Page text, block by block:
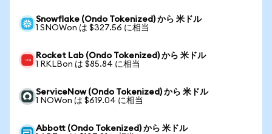
Snowflake (Ondo Tokenized) から 米ドル
1 SNOWon は $327.56 に相当
Rocket Lab (Ondo Tokenized) から 米ドル
1 RKLBon は $85.84 に相当
ServiceNow (Ondo Tokenized) から 米ドル
1 NOWon は $619.04 に相当
Abbott (Ondo Tokenized) から 米ドル